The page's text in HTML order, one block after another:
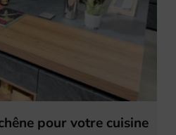
pour votre cuisine